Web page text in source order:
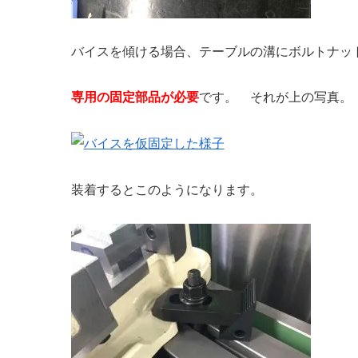
バイスを傾ける場合、テーブルの溝にボルトナッ
専用の固定部品が必要です。 それが上の写真。
装着するとこのようになります。